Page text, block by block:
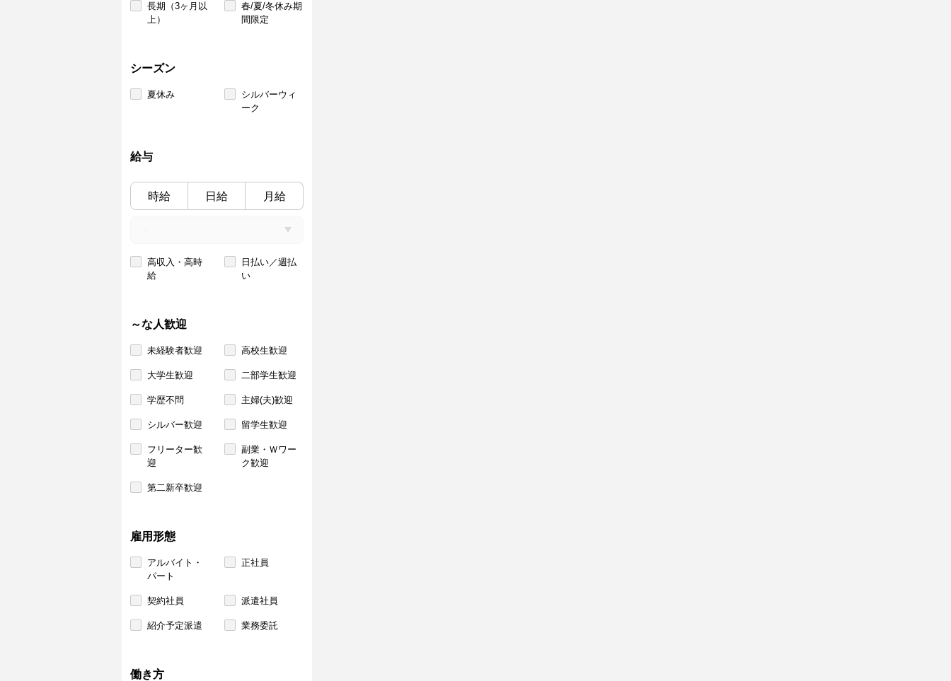
長期（3ヶ月以
上）
春/夏/冬休み期
間限定
シーズン
夏休み
シルバーウィ
ーク
給与
時給 日給 月給
高収入・高時
給
日払い／週払
い
～な人歓迎
未経験者歓迎 高校生歓迎
大学生歓迎 二部学生歓迎
学歴不問 主婦(夫)歓迎
シルバー歓迎 留学生歓迎
フリーター歓
迎
副業・Ｗワー
ク歓迎
第二新卒歓迎
雇用形態
アルバイト・
パート
正社員
契約社員 派遣社員
紹介予定派遣 業務委託
働き方